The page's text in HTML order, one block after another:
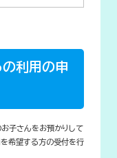
利用の申
子さんをお預かりして
希望する方の受付を行